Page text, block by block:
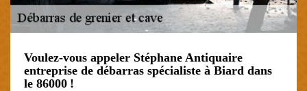
Voulez-vous appeler Stéphane Antiquaire
entreprise de débarras spécialiste à Biard dans
le 86000 !